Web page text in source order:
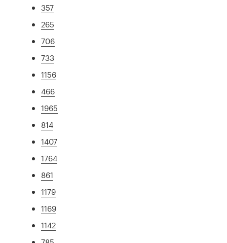
357
265
706
733
1156
466
1965
814
1407
1764
861
1179
1169
1142